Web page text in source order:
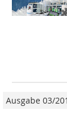
Ausgabe 03/